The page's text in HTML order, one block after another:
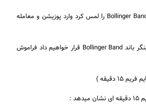
3.وقتی قیمت یک حرکت برگشتی را انجام داد و خط وسط بولینگرباند Bollinger Band را لمس کرد وارد پوزیشن و معامله
4.استاپ لاس معاملات را سه الی چهار پیپ زیر باند پایین اندیکاتور بولینگر باند Bollinger Band قرار خواهیم داد فراموش